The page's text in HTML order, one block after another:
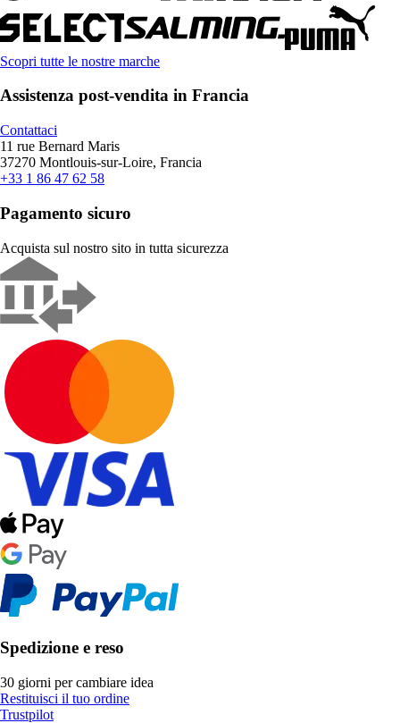
Scopri tutte le nostre marche
Assistenza post-vendita in Francia
Contattaci
11 rue Bernard Maris
37270 Montlouis-sur-Loire, Francia
+33 1 86 47 62 58
Pagamento sicuro
Acquista sul nostro sito in tutta sicurezza
Spedizione e reso
30 giorni per cambiare idea
Restituisci il tuo ordine
Trustpilot